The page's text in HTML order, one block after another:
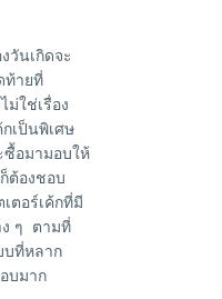
วันเกิดจะ
ท้ายที่
ใช่เรื่อง
เป็นพิเศษ
ซื้อมามอบให้
ต้องชอบ
ตอร์เค้กที่มี
ง ๆ ตามที่
บที่หลาก
บมาก